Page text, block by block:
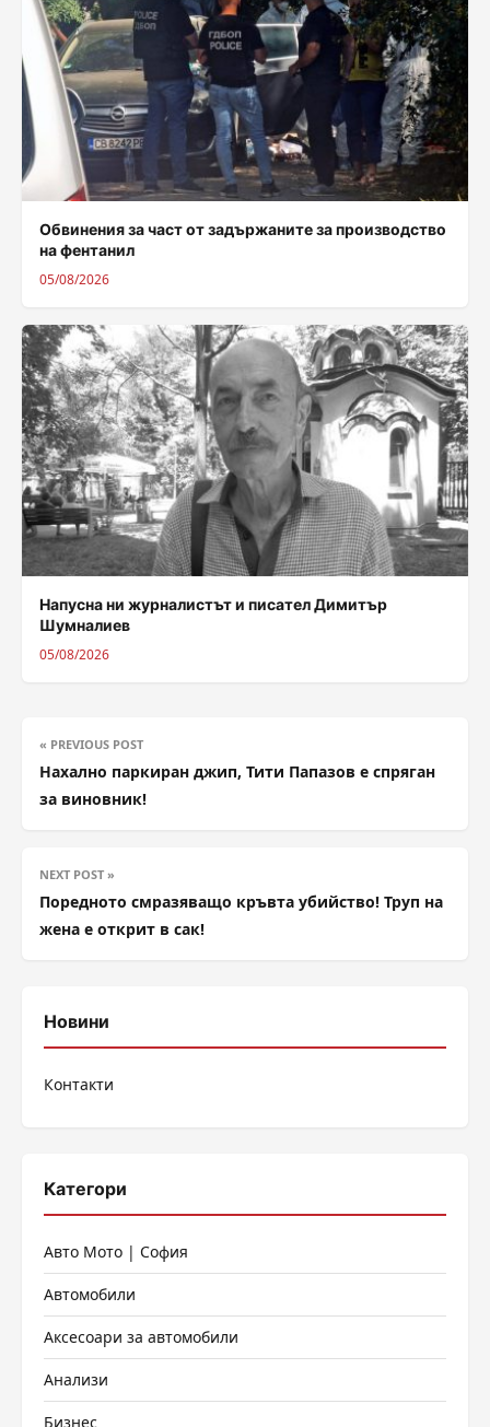
Обвинения за част от задържаните за производство
на фентанил
05/08/2026
Напусна ни журналистът и писател Димитър
Шумналиев
05/08/2026
« PREVIOUS POST
Нахално паркиран джип, Тити Папазов е спряган
за виновник!
NEXT POST »
Поредното смразяващо кръвта убийство! Труп на
жена е открит в сак!
Новини
Контакти
Категори
Авто Мото | София
Автомобили
Аксесоари за автомобили
Анализи
Бизнес